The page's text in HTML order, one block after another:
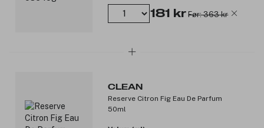
181 kr Før: 363 kr
CLEAN
Reserve Citron Fig Eau De Parfum
50ml